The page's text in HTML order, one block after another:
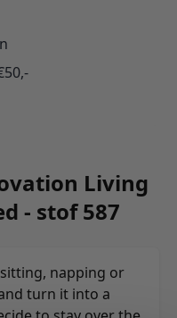
Living
- stof 587
napping or
turn it into a